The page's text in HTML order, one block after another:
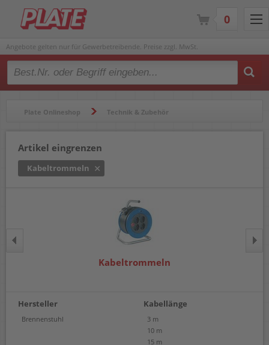
Angebote gelten nur für Gewerbetreibende. Preise zzgl. MwSt.
Type 2 or more characters for results.
Plate Onlineshop Technik & Zubehör
Artikel eingrenzen
Kabeltrommeln
Kabeltrommeln
Hersteller
Brennenstuhl
Kabellänge
3 m
10 m
15 m
0